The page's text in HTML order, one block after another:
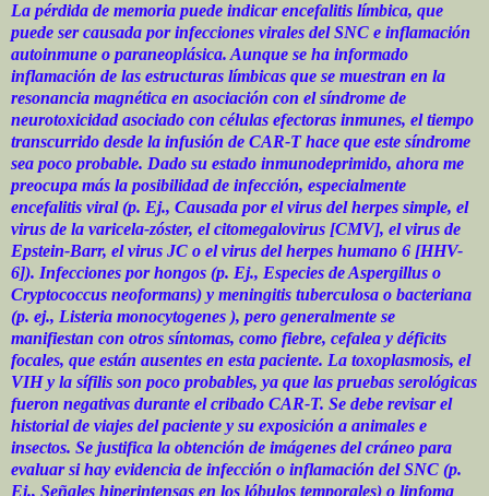
La pérdida de memoria puede indicar encefalitis límbica, que
puede ser causada por infecciones virales del SNC e inflamación
autoinmune o paraneoplásica. Aunque se ha informado
inflamación de las estructuras límbicas que se muestran en la
resonancia magnética en asociación con el síndrome de
neurotoxicidad asociado con células efectoras inmunes, el tiempo
transcurrido desde la infusión de CAR-T hace que este síndrome
sea poco probable. Dado su estado inmunodeprimido, ahora me
preocupa más la posibilidad de infección, especialmente
encefalitis viral (p. Ej., Causada por el virus del herpes simple, el
virus de la varicela-zóster, el citomegalovirus [CMV], el virus de
Epstein-Barr, el virus JC o el virus del herpes humano 6 [HHV-
6]). Infecciones por hongos (p. Ej., Especies de Aspergillus o
Cryptococcus neoformans) y meningitis tuberculosa o bacteriana
(p. ej., Listeria monocytogenes ), pero generalmente se
manifiestan con otros síntomas, como fiebre, cefalea y déficits
focales, que están ausentes en esta paciente. La toxoplasmosis, el
VIH y la sífilis son poco probables, ya que las pruebas serológicas
fueron negativas durante el cribado CAR-T. Se debe revisar el
historial de viajes del paciente y su exposición a animales e
insectos. Se justifica la obtención de imágenes del cráneo para
evaluar si hay evidencia de infección o inflamación del SNC (p.
Ej., Señales hiperintensas en los lóbulos temporales) o linfoma